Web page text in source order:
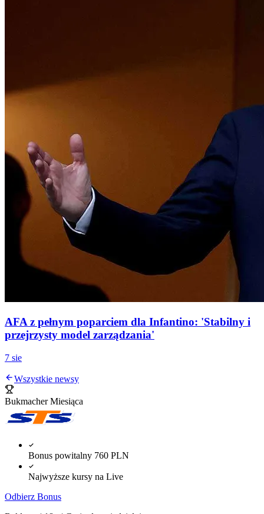
AFA z pełnym poparciem dla Infantino: 'Stabilny i
przejrzysty model zarządzania'
7 sie
Wszystkie newsy
Bukmacher Miesiąca
Bonus powitalny 760 PLN
Najwyższe kursy na Live
Odbierz Bonus